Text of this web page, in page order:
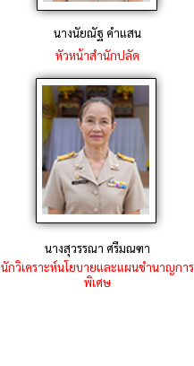
นางนัยณัฐ คำแสน
หัวหน้าสำนักปลัด
นางสุวรรณา ศรีมณฑา
นักวิเคราะห์นโยบายและแผนชำนาญการ
พิเศษ